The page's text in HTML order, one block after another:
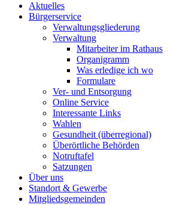
Aktuelles
Bürgerservice
Verwaltungsgliederung
Verwaltung
Mitarbeiter im Rathaus
Organigramm
Was erledige ich wo
Formulare
Ver- und Entsorgung
Online Service
Interessante Links
Wahlen
Gesundheit (überregional)
Überörtliche Behörden
Notruftafel
Satzungen
Über uns
Standort & Gewerbe
Mitgliedsgemeinden